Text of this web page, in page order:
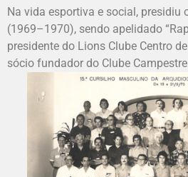
Na vida esportiva e social, presidiu
(1969–1970), sendo apelidado
presidente do Lions Clube Centro
sócio fundador do Clube